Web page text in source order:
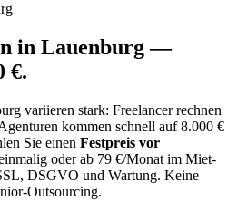
in Lauenburg —
€.
variieren stark: Freelancer rechnen
kommen schnell auf 8.000 €
Sie einen Festpreis vor
oder ab 79 €/Monat im Miet-
DSGVO und Wartung. Keine
Outsourcing.